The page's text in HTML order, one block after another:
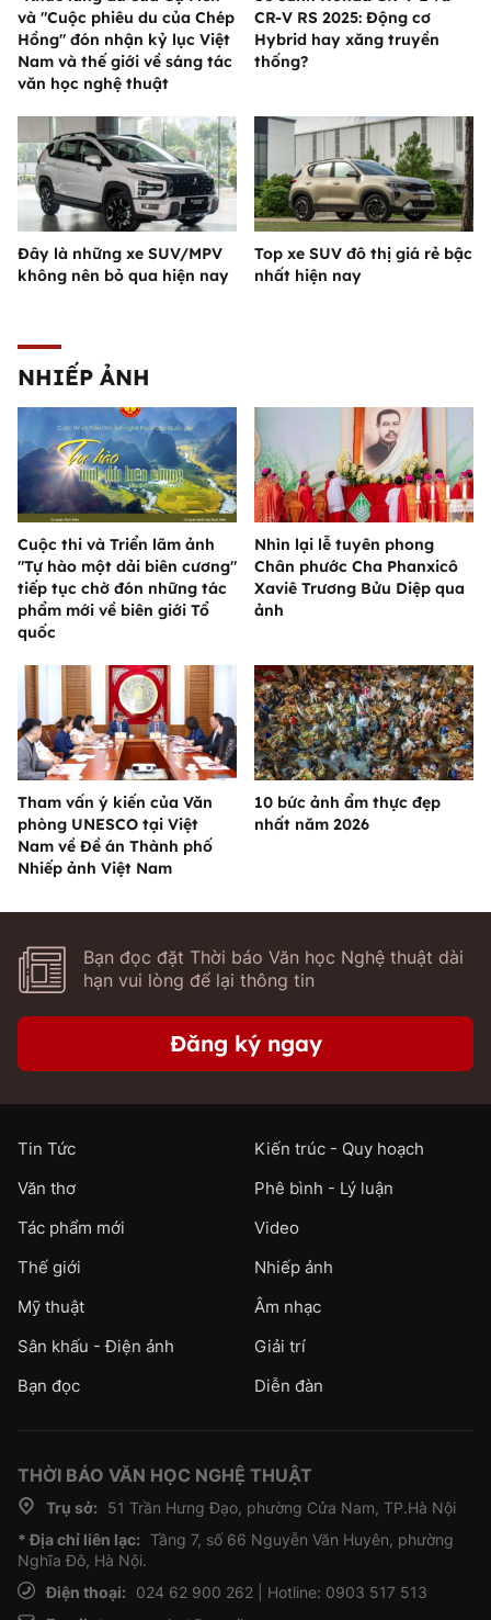
và "Cuộc phiêu du của Chép
Hồng" đón nhận kỷ lục Việt
Nam và thế giới về sáng tác
văn học nghệ thuật
CR-V RS 2025: Động cơ
Hybrid hay xăng truyền
thống?
Đây là những xe SUV/MPV
không nên bỏ qua hiện nay
Top xe SUV đô thị giá rẻ bậc
nhất hiện nay
NHIẾP ẢNH
Cuộc thi và Triển lãm ảnh
"Tự hào một dải biên cương"
tiếp tục chờ đón những tác
phẩm mới về biên giới Tổ
quốc
Nhìn lại lễ tuyên phong
Chân phước Cha Phanxicô
Xaviê Trương Bửu Diệp qua
ảnh
Tham vấn ý kiến của Văn
phòng UNESCO tại Việt
Nam về Đề án Thành phố
Nhiếp ảnh Việt Nam
10 bức ảnh ẩm thực đẹp
nhất năm 2026
Bạn đọc đặt Thời báo Văn học Nghệ thuật dài
hạn vui lòng để lại thông tin
Đăng ký ngay
Tin Tức
Kiến trúc - Quy hoạch
Văn thơ
Phê bình - Lý luận
Tác phẩm mới
Video
Thế giới
Nhiếp ảnh
Mỹ thuật
Âm nhạc
Sân khấu - Điện ảnh
Giải trí
Bạn đọc
Diễn đàn
THỜI BÁO VĂN HỌC NGHỆ THUẬT
Trụ sở:
51 Trần Hưng Đạo, phường Cửa Nam, TP.Hà Nội
* Địa chỉ liên lạc: Tầng 7, số 66 Nguyễn Văn Huyên, phường
Nghĩa Đô, Hà Nội.
Điện thoại:
024 62 900 262 | Hotline: 0903 517 513